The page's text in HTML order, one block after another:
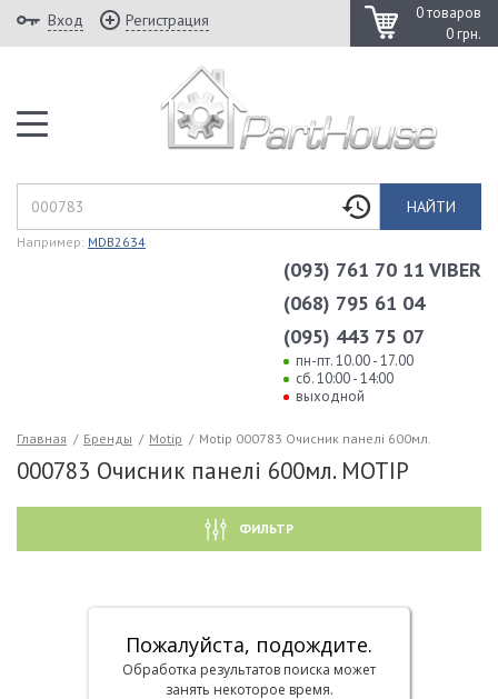
0 товаров
0 грн.
Вход Регистрация
НАЙТИ
Например: MDB2634
(093) 761 70 11 VIBER
(068) 795 61 04
(095) 443 75 07
пн-пт. 10.00 - 17.00
сб. 10:00 - 14:00
выходной
Главная / Бренды / Motip / Motip 000783 Очисник панелі 600мл.
000783 Очисник панелі 600мл. MOTIP
ФИЛЬТР
Пожалуйста, подождите.
Обработка результатов поиска может
занять некоторое время.